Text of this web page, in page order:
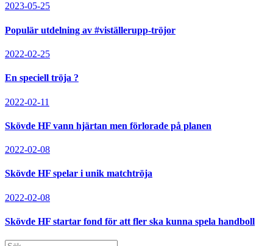
2023-05-25
Populär utdelning av #viställerupp-tröjor
2022-02-25
En speciell tröja ?
2022-02-11
Skövde HF vann hjärtan men förlorade på planen
2022-02-08
Skövde HF spelar i unik matchtröja
2022-02-08
Skövde HF startar fond för att fler ska kunna spela handboll